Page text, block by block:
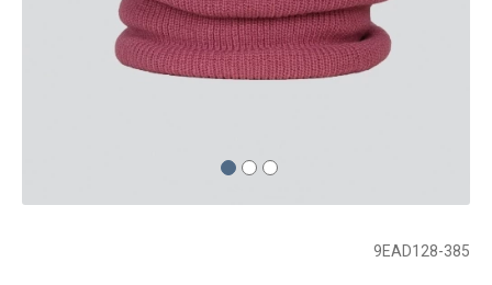
9EAD128-385